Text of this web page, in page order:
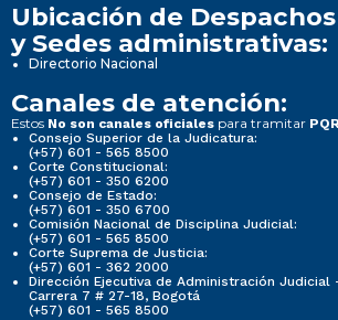
Ubicación de
y Sedes administrativas:
Directorio Nacional
Canales de atención:
Estos No son canales oficiales para tramitar
Consejo Superior de la Judicatura:
(+57) 601 - 565 8500
Corte Constitucional:
(+57) 601 - 350 6200
Consejo de Estado:
(+57) 601 - 350 6700
Comisión Nacional de Disciplina Judicial:
(+57) 601 - 565 8500
Corte Suprema de Justicia:
(+57) 601 - 362 2000
Dirección Ejecutiva de Administración Judicial
Carrera 7 # 27-18, Bogotá
(+57) 601 - 565 8500